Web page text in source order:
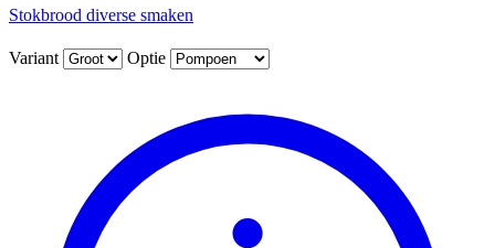
Stokbrood diverse smaken
Variant Optie